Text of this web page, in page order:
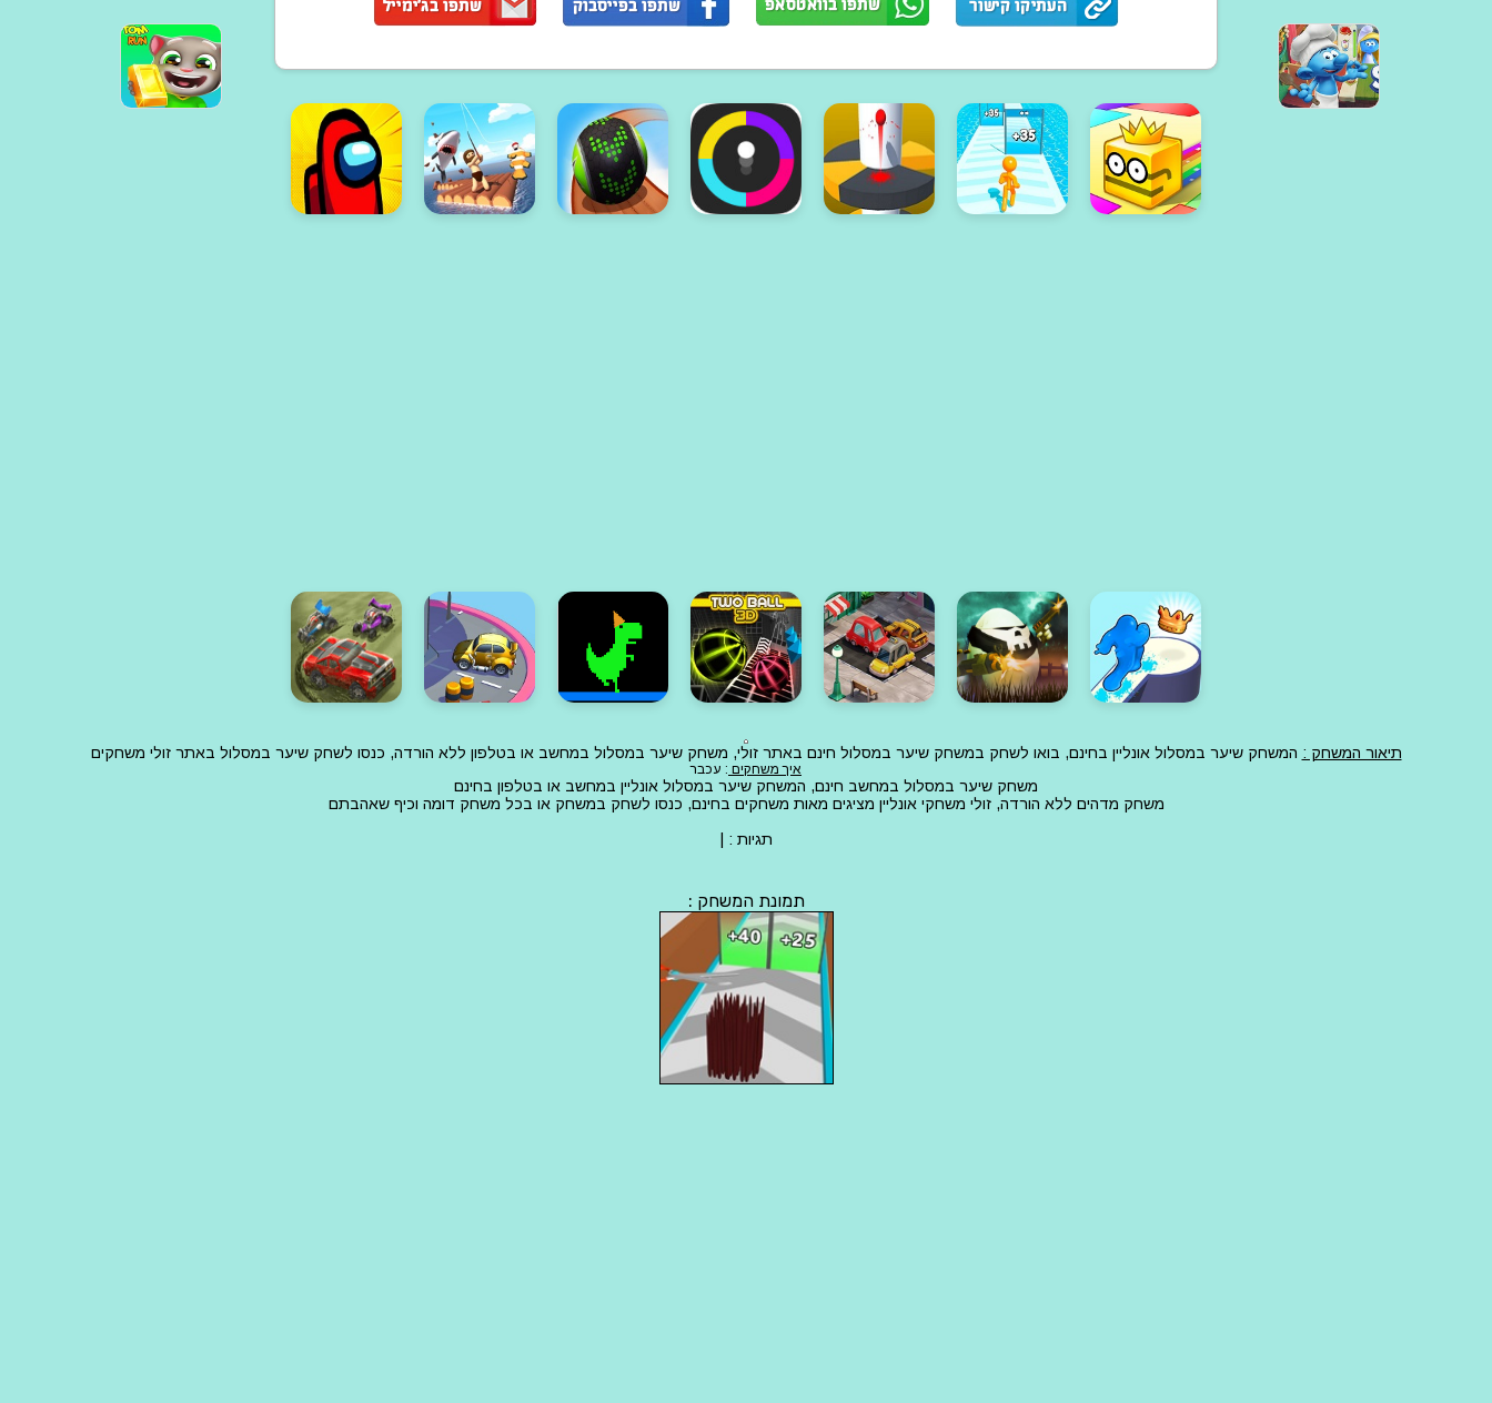
תיאור המשחק : המשחק שיער במסלול אונליין בחינם, בואו לשחק במשחק שיער במסלול חינם באתר זולי, משחק שיער במסלול במחשב או בטלפון ללא הורדה, כנסו לשחק שיער במסלול באתר זולי משחקים
איך משחקים : עכבר
משחק שיער במסלול במחשב חינם, המשחק שיער במסלול אונליין במחשב או בטלפון בחינם
משחק מדהים ללא הורדה, זולי משחקי אונליין מציגים מאות משחקים בחינם, כנסו לשחק במשחק או בכל משחק דומה וכיף שאהבתם
תגיות :
תמונת המשחק :